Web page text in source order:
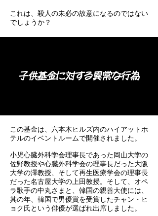
これは、殺人の未必の故意になるのではない
でしょうか？
子供基金に対する異常な行為
この基金は、六本木ヒルズ内のハイアットホ
テルのイベントルームで開催されました。
小児心臓外科学会理事長であった岡山大学の
佐野教授や心臓外科学会の理事長だった大阪
大学の澤教授、そして再生医療学会の理事長
だった名古屋大学の上田教授。そして、オペ
ラ歌手の中丸さまと、韓国の親善大使には、
其の年、韓国で男優賞を受賞したチャン・ヒ
ョク氏という俳優が選ばれ出席しました。